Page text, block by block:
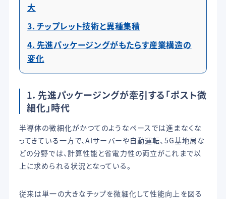
大
3．チップレット技術と異種集積
4． 先進パッケージングがもたらす産業構造の
変化
1．先進パッケージングが牽引する「ポスト微
細化」時代
半導体の微細化がかつてのようなペースでは進まなくな
ってきている一方で、AIサーバーや自動運転、5G基地局な
どの分野では、計算性能と省電力性の両立がこれまで以
上に求められる状況となっている。
従来は単一の大きなチップを微細化して性能向上を図る